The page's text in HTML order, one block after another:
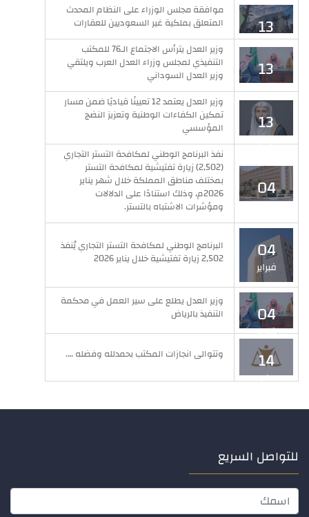
13
يوليو
موافقة مجلس الوزراء على النظام المحدث
المتعلق بملكية غير السعوديين للعقارات
13
يوليو
وزير العدل يترأس الاجتماع الـ76 للمكتب
التنفيذي لمجلس وزراء العدل العرب ويلتقي
وزير العدل السوداني
13
يوليو
وزير العدل يعتمد 12 تعيينًا قياديًا ضمن مسار
تمكين الكفاءات الوطنية وتعزيز النضج
المؤسسي
04
فبراير
نفذ البرنامج الوطني لمكافحة التستر التجاري
(2,502) زيارة تفتيشية لمكافحة التستر
بمختلف مناطق المملكة خلال شهر يناير
2026م، وذلك استنادًا على الدلالات
ومؤشرات الاشتباه بالتستر.
04
فبراير
البرنامج الوطني لمكافحة التستر التجاري يُنفذ
2,502 زيارة تفتيشية خلال يناير 2026
04
فبراير
وزير العدل يطلع على سير العمل في محكمة
التنفيذ بالرياض
14
مايو
وتتوالى انجازات المكتب بحمدلله وفضله ….
للتواصل السريع